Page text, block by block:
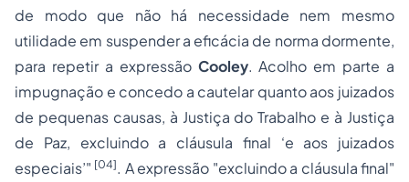
de modo que não há necessidade nem mesmo
utilidade em suspender a eficácia de norma dormente,
para repetir a expressão Cooley. Acolho em parte a
impugnação e concedo a cautelar quanto aos juizados
de pequenas causas, à Justiça do Trabalho e à Justiça
de Paz, excluindo a cláusula final ‘e aos juizados
especiais’" [04]. A expressão "excluindo a cláusula final"